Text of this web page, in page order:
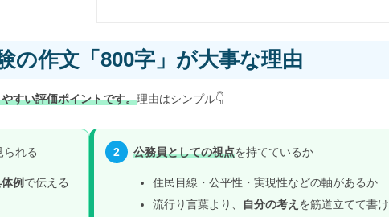
の作文「800字」が大事な理由
すい評価ポイントです。理由はシンプル👇
られる
例で伝える
2 公務員としての視点を持てているか
住民目線・公平性・実現性などの軸があるか
流行り言葉より、
自分の考え を筋道立てて書け